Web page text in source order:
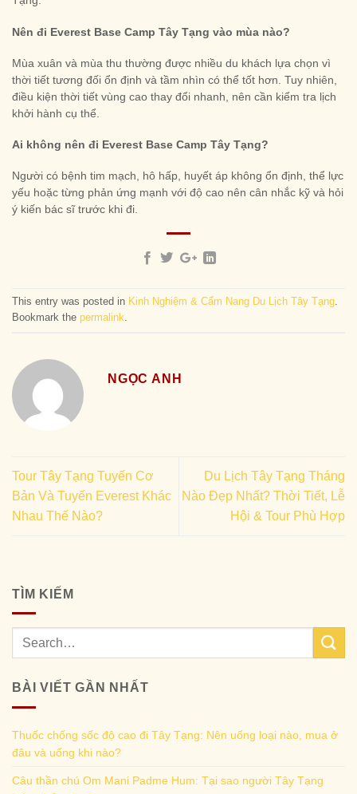
Nên đi Everest Base Camp Tây Tạng vào mùa nào?
Mùa xuân và mùa thu thường được nhiều du khách lựa chọn vì
thời tiết tương đối ổn định và tầm nhìn có thể tốt hơn. Tuy nhiên,
điều kiện thời tiết vùng cao thay đổi nhanh, nên cần kiểm tra lịch
khởi hành cụ thể.
Ai không nên đi Everest Base Camp Tây Tạng?
Người có bệnh tim mạch, hô hấp, huyết áp không ổn định, thể lực
yếu hoặc từng phản ứng mạnh với độ cao nên cân nhắc kỹ và hỏi
ý kiến bác sĩ trước khi đi.
This entry was posted in Kinh Nghiệm & Cẩm Nang Du Lịch Tây Tạng.
Bookmark the permalink.
NGỌC ANH
Tour Tây Tạng Tuyến Cơ
Bản Và Tuyến Everest Khác
Nhau Thế Nào?
Du Lịch Tây Tạng Tháng
Nào Đẹp Nhất? Thời Tiết, Lễ
Hội & Tour Phù Hợp
TÌM KIẾM
BÀI VIẾT GẦN NHẤT
Thuốc chống sốc độ cao đi Tây Tạng: Nên uống loại nào, mua ở
đâu và uống khi nào?
Câu thần chú Om Mani Padme Hum: Tại sao người Tây Tạng